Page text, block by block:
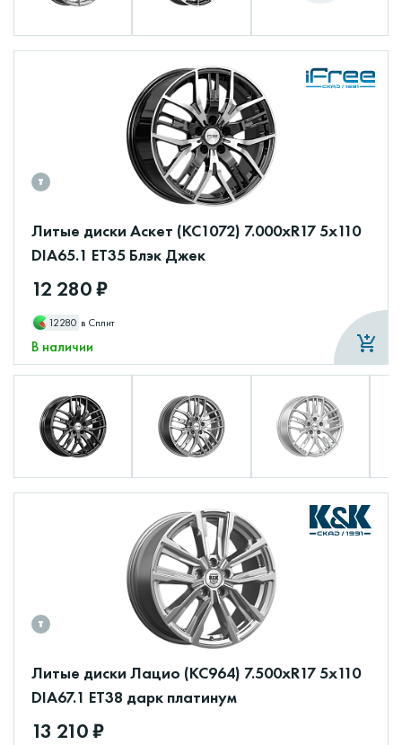
Литые диски Аскет (КС1072) 7.000xR17 5x110
DIA65.1 ET35 Блэк Джек
12 280 ₽
12280 в Сплит
В наличии
Литые диски Лацио (КС964) 7.500xR17 5x110
DIA67.1 ET38 дарк платинум
13 210 ₽